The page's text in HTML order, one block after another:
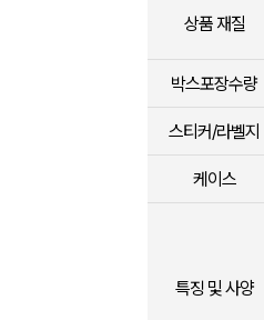
상품 재질
박스포장수량
스티커/라벨지
케이스
특징 및 사양